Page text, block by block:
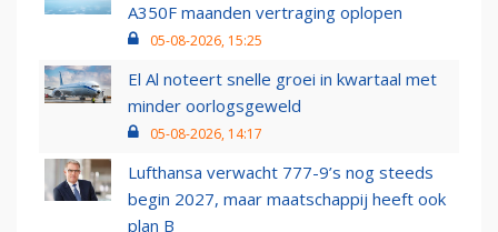
A350F maanden vertraging oplopen
05-08-2026, 15:25
El Al noteert snelle groei in kwartaal met
minder oorlogsgeweld
05-08-2026, 14:17
Lufthansa verwacht 777-9’s nog steeds
begin 2027, maar maatschappij heeft ook
plan B